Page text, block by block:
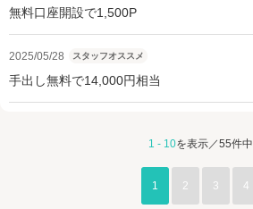
無料口座開設で1,500P
2025/05/28 スタッフオススメ
手出し無料で14,000円相当
1 - 10を表示／55件中
1 2 3 4